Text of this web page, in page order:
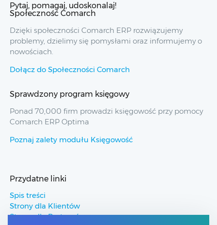
Pytaj, pomagaj, udoskonalaj!
Społeczność Comarch
Dzięki społeczności Comarch ERP rozwiązujemy
problemy, dzielimy się pomysłami oraz informujemy o
nowościach.
Dołącz do Społeczności Comarch
Sprawdzony program księgowy
Ponad 70,000 firm prowadzi księgowość przy pomocy
Comarch ERP Optima
Poznaj zalety modułu Księgowość
Przydatne linki
Spis treści
Strony dla Klientów
Strony dla Partnerów